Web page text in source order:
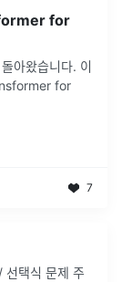
for
for
7
선택식 문제 주